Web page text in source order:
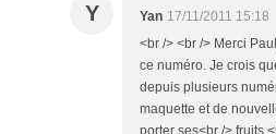
Y Yan 17/11/2011 15:18
<br /> <br /> Merci
ce numéro. Je crois
depuis plusieurs
maquette et de
porter ses<br />